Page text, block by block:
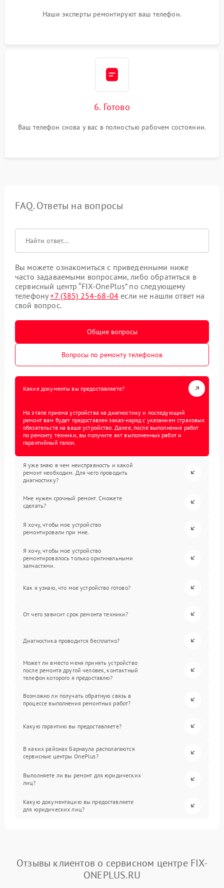
Наши эксперты ремонтируют ваш телефон.
6. Готово
Ваш телефон снова у вас в полностью рабочем состоянии.
FAQ. Ответы на вопросы
Вы можете ознакомиться с приведенными ниже
часто задаваемыми вопросами, либо обратиться в
сервисный центр “FIX-OnePlus” по следующему
телефону+7 (385) 254-68-04 если не нашли ответ на
свой вопрос.
Общие вопросы
Вопросы по ремонту телефонов
Какие документы вы предоставляете?
На этапе приема устройства на диагностику и последующий
ремонт вам будет предоставлен заказ-наряд с указанием страховых
обязательств на ваше устройство. Далее, после выполнения работ
по ремонту техники, вы получите акт выполненных работ и
гарантийный талон.
Я уже знаю в чем неисправность и какой
ремонт необходим. Для чего проводить
диагностику?
Мне нужен срочный ремонт. Сможете
сделать?
Я хочу, чтобы мое устройство
ремонтировали при мне.
Я хочу, чтобы мое устройство
ремонтировалось только оригинальными
запчастями.
Как я узнаю, что мое устройство готово?
От чего зависит срок ремонта техники?
Диагностика проводится бесплатно?
Может ли вместо меня принять устройство
после ремонта другой человек, контактный
телефон которого я предоставлю?
Возможно ли получать обратную связь в
процессе выполнения ремонтных работ?
Какую гарантию вы предоставляете?
В каких районах Барнаула располагаются
сервисные центры OnePlus?
Выполняете ли вы ремонт для юридических
лиц?
Какую документацию вы предоставляете
для юридических лиц?
Отзывы клиентов о сервисном центре FIX-
ONEPLUS.RU